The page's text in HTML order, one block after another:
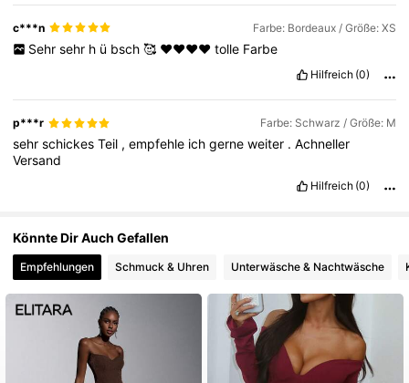
c***n Farbe: Bordeaux / Größe: XS
Sehr sehr h ü bsch 🥰 ❤️❤️❤️❤️ tolle Farbe
Hilfreich (0)
p***r Farbe: Schwarz / Größe: M
sehrschickesTeil ,empfehle ichgerneweiter .Achneller
Versand
Hilfreich (0)
Könnte Dir Auch Gefallen
Empfehlungen Schmuck & Uhren Unterwäsche & Nachtwäsche